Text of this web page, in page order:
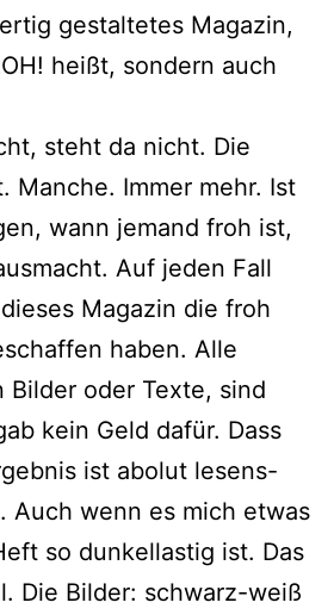
gestal­te­tes Magazin,
heißt, son­dern auch
steht da nicht. Die
Manche. Immer mehr. Ist
wann jemand froh ist,
Auf jeden Fall
Magazin die froh
haben. Alle
Bilder oder Texte, sind
kein Geld dafür. Dass
ist abo­lut lesens-
Auch wenn es mich etwas
so dun­kel­las­tig ist. Das
Die Bilder: schwarz-weiß